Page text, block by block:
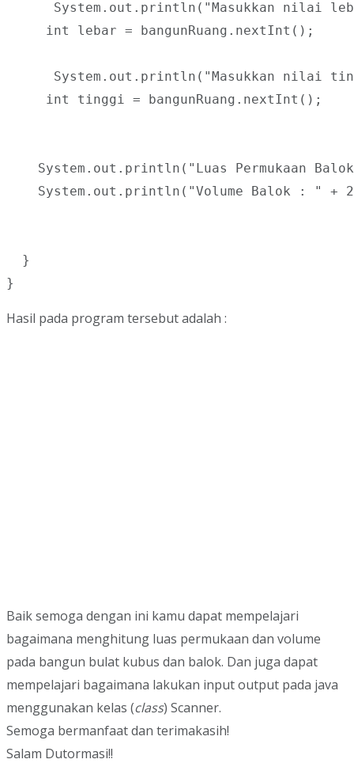
System.out.println("Masukkan nilai
     int lebar = bangunRuang.nextInt();
System.out.println("Masukkan nilai
     int tinggi = bangunRuang.nextInt();
System.out.println("Luas Permukaan
System.out.println("Volume Balok : " +
  }
}
Hasil pada program tersebut adalah :
Baik semoga dengan ini kamu dapat mempelajari
bagaimana menghitung luas permukaan dan volume
pada bangun bulat kubus dan balok. Dan juga dapat
mempelajari bagaimana lakukan input output pada java
menggunakan kelas (class) Scanner.
Semoga bermanfaat dan terimakasih!
Salam Dutormasi!!